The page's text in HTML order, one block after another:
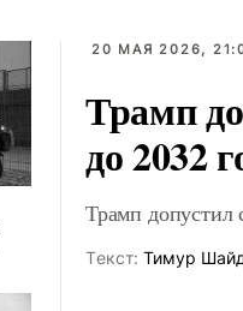
20 МАЯ 2026,
Трамп
до 2032
Трамп допустил
Tекст: Тимур